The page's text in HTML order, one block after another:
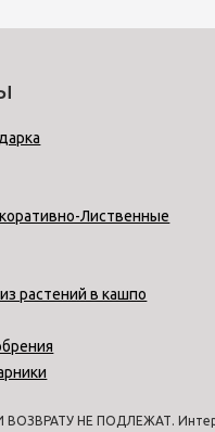
Лиственные
растений в кашпо
НЕ ПОДЛЕЖАТ.